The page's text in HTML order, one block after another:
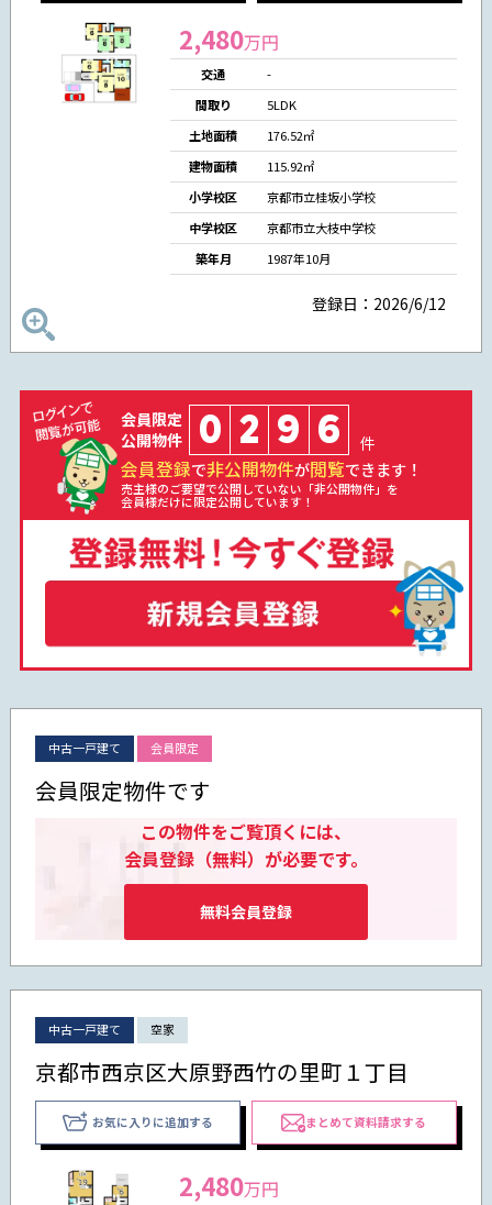
2,480万円
交通
-
間取り
5LDK
土地面積
176.52㎡
建物面積
115.92㎡
小学校区
京都市立桂坂小学校
中学校区
京都市立大枝中学校
築年月
1987年10月
登録日：2026/6/12
会員限定
公開物件
0 2 9 6 件
会員登録で非公開物件が閲覧できます！
売主様のご要望で公開していない「非公開物件」を
会員様だけに限定公開しています！
中古一戸建て 会員限定
会員限定物件です
この物件をご覧頂くには、
会員登録（無料）が必要です。
無料会員登録
中古一戸建て 空家
京都市西京区大原野西竹の里町１丁目
お気に入りに追加する まとめて資料請求する
2,480万円